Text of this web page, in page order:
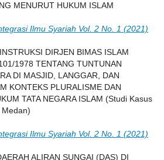
MENURUT HUKUM ISLAM
Ilmu Syariah Vol. 2 No. 1 (2021)
DIRJEN BIMAS ISLAM
1978 TENTANG TUNTUNAN
DI MASJID, LANGGAR, DAN
KONTEKS PLURALISME DAN
TATA NEGARA ISLAM (Studi Kasus
Ilmu Syariah Vol. 2 No. 1 (2021)
ALIRAN SUNGAI (DAS) DI